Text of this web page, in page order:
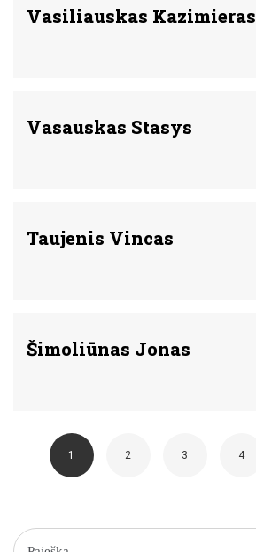
Vasiliauskas Kazimieras
Vasauskas Stasys
Taujenis Vincas
Šimoliūnas Jonas
1 2 3 4